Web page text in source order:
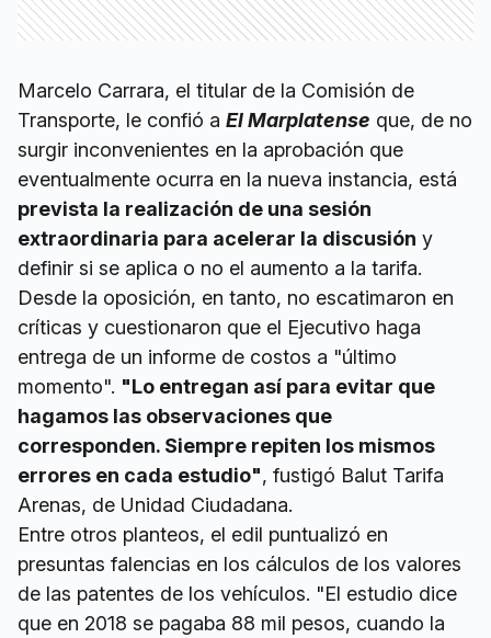
Marcelo Carrara, el titular de la Comisión de
Transporte, le confió a El Marplatense que, de no
surgir inconvenientes en la aprobación que
eventualmente ocurra en la nueva instancia, está
prevista la realización de una sesión
extraordinaria para acelerar la discusión y
definir si se aplica o no el aumento a la tarifa.
Desde la oposición, en tanto, no escatimaron en
críticas y cuestionaron que el Ejecutivo haga
entrega de un informe de costos a "último
momento". "Lo entregan así para evitar que
hagamos las observaciones que
corresponden. Siempre repiten los mismos
errores en cada estudio", fustigó Balut Tarifa
Arenas, de Unidad Ciudadana.
Entre otros planteos, el edil puntualizó en
presuntas falencias en los cálculos de los valores
de las patentes de los vehículos. "El estudio dice
que en 2018 se pagaba 88 mil pesos, cuando la